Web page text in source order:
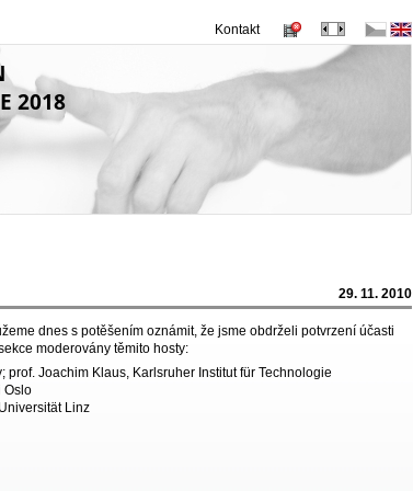
2018
Kontakt
29. 11. 2010
dnes s potěšením oznámit, že jsme obdrželi potvrzení účasti
moderovány těmito hosty:
prof. Joachim Klaus, Karlsruher Institut für Technologie
Oslo
Linz